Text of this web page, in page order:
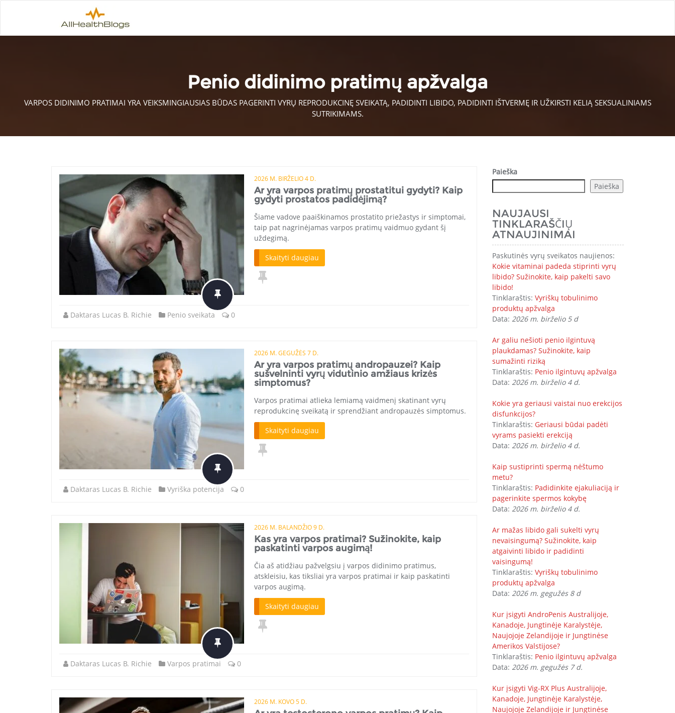
Penio didinimo pratimų apžvalga
VARPOS DIDINIMO PRATIMAI YRA VEIKSMINGIAUSIAS BŪDAS PAGERINTI VYRŲ REPRODUKCINĘ SVEIKATĄ, PADIDINTI LIBIDO, PADIDINTI IŠTVERMĘ IR UŽKIRSTI KELIĄ SEKSUALINIAMS
SUTRIKIMAMS.
2026 M. BIRŽELIO 4 D.
Ar yra varpos pratimų prostatitui gydyti? Kaip
gydyti prostatos padidėjimą?
Šiame vadove paaiškinamos prostatito priežastys ir simptomai,
taip pat nagrinėjamas varpos pratimų vaidmuo gydant šį
uždegimą.
Skaityti daugiau
Daktaras Lucas B. Richie Penio sveikata 0
2026 M. GEGUŽĖS 7 D.
Ar yra varpos pratimų andropauzei? Kaip
sušvelninti vyrų vidutinio amžiaus krizės
simptomus?
Varpos pratimai atlieka lemiamą vaidmenį skatinant vyrų
reprodukcinę sveikatą ir sprendžiant andropauzės simptomus.
Skaityti daugiau
Daktaras Lucas B. Richie Vyriška potencija 0
2026 M. BALANDŽIO 9 D.
Kas yra varpos pratimai? Sužinokite, kaip
paskatinti varpos augimą!
Čia aš atidžiau pažvelgsiu į varpos didinimo pratimus,
atskleisiu, kas tiksliai yra varpos pratimai ir kaip paskatinti
varpos augimą.
Skaityti daugiau
Daktaras Lucas B. Richie Varpos pratimai 0
2026 M. KOVO 5 D.
Paieška
Paieška
NAUJAUSI
TINKLARAŠČIŲ
ATNAUJINIMAI
Paskutinės vyrų sveikatos naujienos:
Kokie vitaminai padeda stiprinti vyrų
libido? Sužinokite, kaip pakelti savo
libido!
Tinklaraštis: Vyriškų tobulinimo
produktų apžvalga
Data: 2026 m. birželio 5 d
Ar galiu nešioti penio ilgintuvą
plaukdamas? Sužinokite, kaip
sumažinti riziką
Tinklaraštis: Penio ilgintuvų apžvalga
Data: 2026 m. birželio 4 d.
Kokie yra geriausi vaistai nuo erekcijos
disfunkcijos?
Tinklaraštis: Geriausi būdai padėti
vyrams pasiekti erekciją
Data: 2026 m. birželio 4 d.
Kaip sustiprinti spermą nėštumo
metu?
Tinklaraštis: Padidinkite ejakuliaciją ir
pagerinkite spermos kokybę
Data: 2026 m. birželio 4 d.
Ar mažas libido gali sukelti vyrų
nevaisingumą? Sužinokite, kaip
atgaivinti libido ir padidinti
vaisingumą!
Tinklaraštis: Vyriškų tobulinimo
produktų apžvalga
Data: 2026 m. gegužės 8 d
Kur įsigyti AndroPenis Australijoje,
Kanadoje, Jungtinėje Karalystėje,
Naujojoje Zelandijoje ir Jungtinėse
Amerikos Valstijose?
Tinklaraštis: Penio ilgintuvų apžvalga
Data: 2026 m. gegužės 7 d.
Kur įsigyti Vig-RX Plus Australijoje,
Kanadoje, Jungtinėje Karalystėje,
Naujojoje Zelandijoje ir Jungtinėse